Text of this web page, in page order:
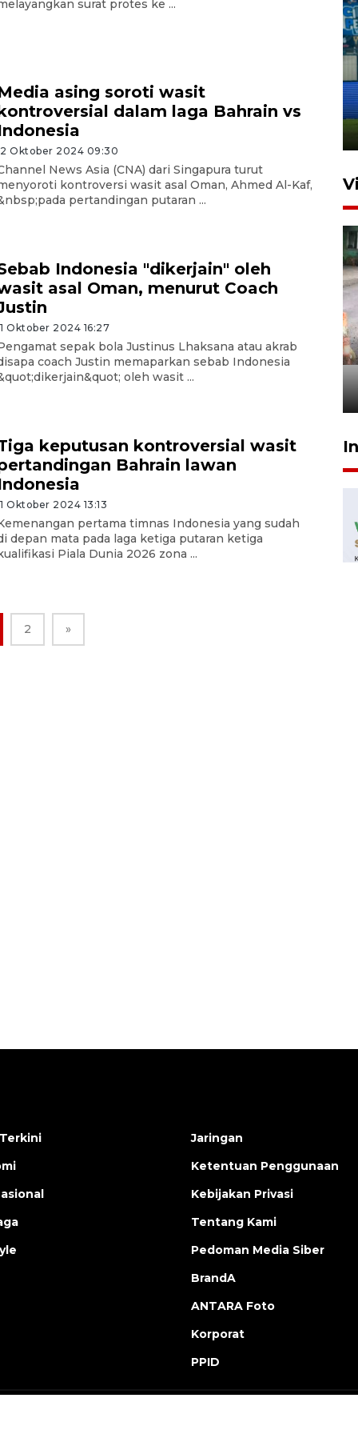
surat protes ke ...
asing soroti wasit
dalam laga Bahrain vs
Oktober 2024 09:30
News Asia (CNA) dari Singapura turut
kontroversi wasit asal Oman, Ahmed Al-Kaf,
pertandingan putaran ...
Indonesia "dikerjain" oleh
asal Oman, menurut Coach
Oktober 2024 16:27
sepak bola Justinus Lhaksana atau akrab
coach Justin memaparkan sebab Indonesia
oleh wasit ...
keputusan kontroversial wasit
Bahrain lawan
Oktober 2024 13:13
pertama timnas Indonesia yang sudah
depan mata pada laga ketiga putaran ketiga
Piala Dunia 2026 zona ...
2 »
dan manajerial SPPI di
Balikpapan
Pigai: Penangkapan begal
tetap kewenangan aparat
penegak hukum
Jaringan
Ketentuan Penggunaan
Kebijakan Privasi
Tentang Kami
Pedoman Media Siber
BrandA
ANTARA Foto
Korporat
PPID